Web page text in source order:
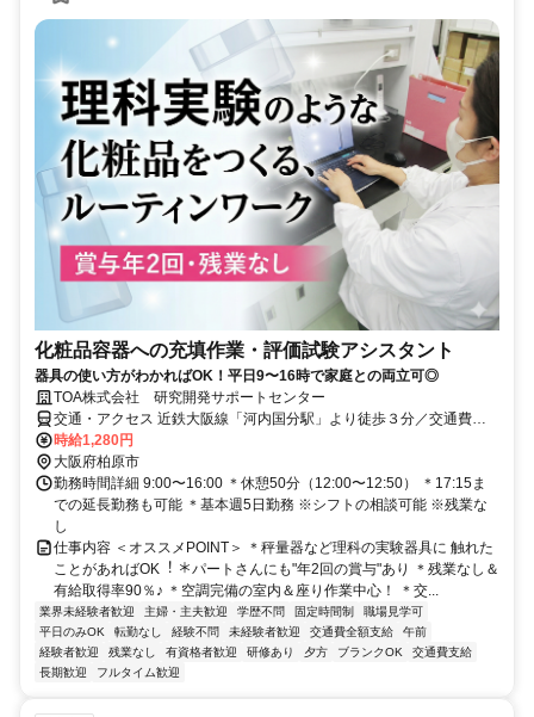
化粧品容器への充填作業・評価試験アシスタント
器具の使い⽅がわかればOK！平日9〜16時で家庭との両立可◎
TOA株式会社 研究開発サポートセンター
交通・アクセス 近鉄大阪線「河内国分駅」より徒歩３分／交通費全
額⽀給
時給1,280円
大阪府柏原市
勤務時間詳細 9:00〜16:00 ＊休憩50分（12:00〜12:50） ＊17:15ま
での延⻑勤務も可能 ＊基本週5日勤務 ※シフトの相談可能 ※残業な
し
仕事内容 ＜オススメPOINT＞ ＊秤量器など理科の実験器具に 触れた
ことがあればOK︕ ＊パートさんにも"年2回の賞与"あり ＊残業なし＆
有給取得率90％♪ ＊空調完備の室内＆座り作業中心！ ＊交...
業界未経験者歓迎 主婦・主夫歓迎 学歴不問 固定時間制
職場見学可
平日のみOK
転勤なし 経験不問 未経験者歓迎 交通費全額支給
午前
経験者歓迎
残業なし 有資格者歓迎 研修あり 夕方 ブランクOK
交通費支給
長期歓迎
フルタイム歓迎